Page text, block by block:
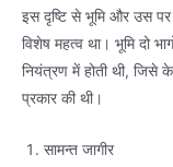
इस दृष्टि से भूमि और उस
विशेष महत्व था। भूमि दो
नियंत्रण में होती थी, जिसे
प्रकार की थी।
सामन्त जागीर